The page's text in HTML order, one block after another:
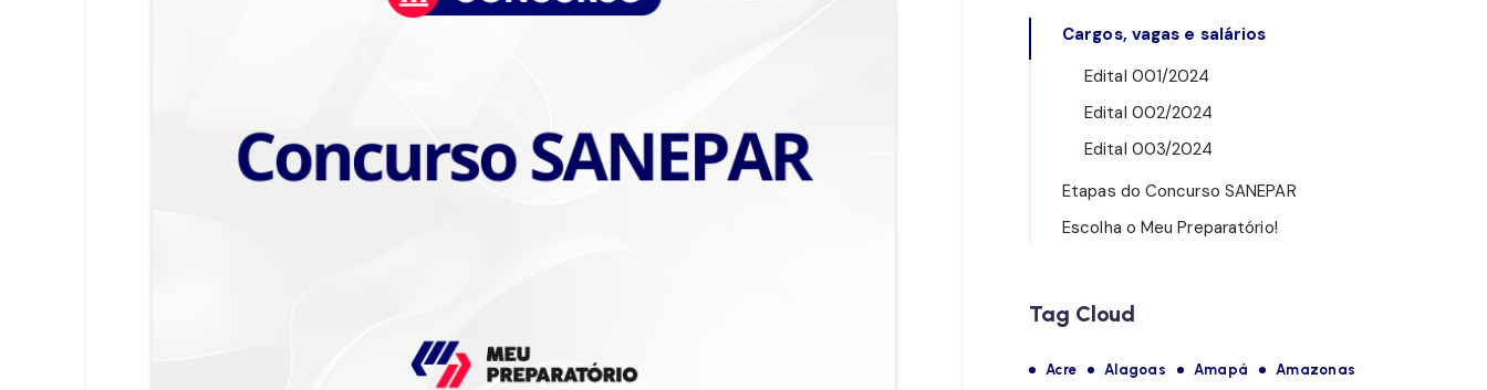
Cargos, vagas e salários
Edital 001/2024
Edital 002/2024
Edital 003/2024
Etapas do Concurso SANEPAR
Escolha o Meu Preparatório!
Tag Cloud
Acre Alagoas Amapá Amazonas